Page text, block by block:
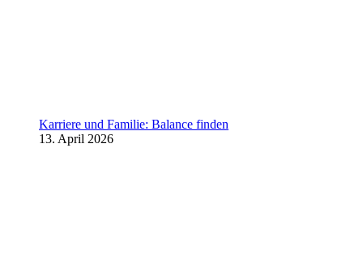
Karriere und Familie: Balance finden
13. April 2026